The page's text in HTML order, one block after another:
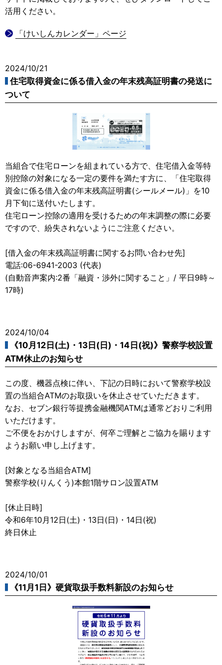
活用ください。
「けいしんカレンダー」ページ
2024/10/21
住宅取得資金に係る借入金の年末残高証明書の発送に
ついて
当組合で住宅ローンを組まれている方で、住宅借入金等特
別控除の対象になる一定の要件を満たす方に、「住宅取得
資金に係る借入金の年末残高証明書(シールメール)」を10
月下旬に送付いたします。
住宅ローン控除の適用を受けるための年末調整の際に必要
ですので、紛失されないようにご注意ください。
[借入金の年末残高証明書に関するお問い合わせ先]
電話:06-6941-2003 (代表)
(自動音声案内:2番「融資・渉外に関すること」/ 平日9時～
17時)
2024/10/04
《10月12日(土)・13日(日)・14日(祝)》警察学校設置
ATM休止のお知らせ
この度、機器点検に伴い、下記の日時において警察学校設
置の当組合ATMのお取扱いを休止させていただきます。
なお、セブン銀行等提携金融機関ATMは通常どおりご利用
いただけます。
ご不便をおかけしますが、何卒ご理解とご協力を賜ります
ようお願い申し上げます。
[対象となる当組合ATM]
警察学校(りんくう)本館1階サロン設置ATM
[休止日時]
令和6年10月12日(土)・13日(日)・14日(祝)
終日休止
2024/10/01
《11月1日》硬貨取扱手数料新設のお知らせ